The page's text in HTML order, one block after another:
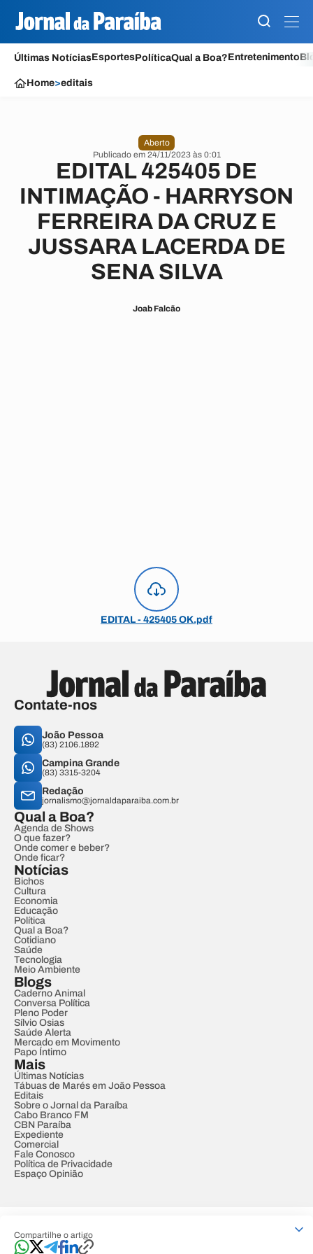
Últimas NotíciasEsportesPolíticaQual a Boa?Entretenimento
Home>editais
Compartilhe o artigo
Aberto
Publicado em 24/11/2023 às 0:01
EDITAL 425405 DE
INTIMAÇÃO - HARRYSON
FERREIRA DA CRUZ E
JUSSARA LACERDA DE
SENA SILVA
Joab Falcão
EDITAL - 425405 OK.pdf
Contate-nos
João Pessoa
(83) 2106.1892
Campina Grande
(83) 3315-3204
Redação
jornalismo@jornaldaparaiba.com.br
Qual a Boa?
Agenda de Shows
O que fazer?
Onde comer e beber?
Onde ficar?
Notícias
Bichos
Cultura
Economia
Educação
Política
Qual a Boa?
Cotidiano
Saúde
Tecnologia
Meio Ambiente
Blogs
Caderno Animal
Conversa Política
Pleno Poder
Sílvio Osias
Saúde Alerta
Mercado em Movimento
Papo Íntimo
Mais
Últimas Notícias
Tábuas de Marés em João Pessoa
Editais
Sobre o Jornal da Paraíba
Cabo Branco FM
CBN Paraíba
Expediente
Comercial
Fale Conosco
Política de Privacidade
Espaço Opinião
Developed by Designed by